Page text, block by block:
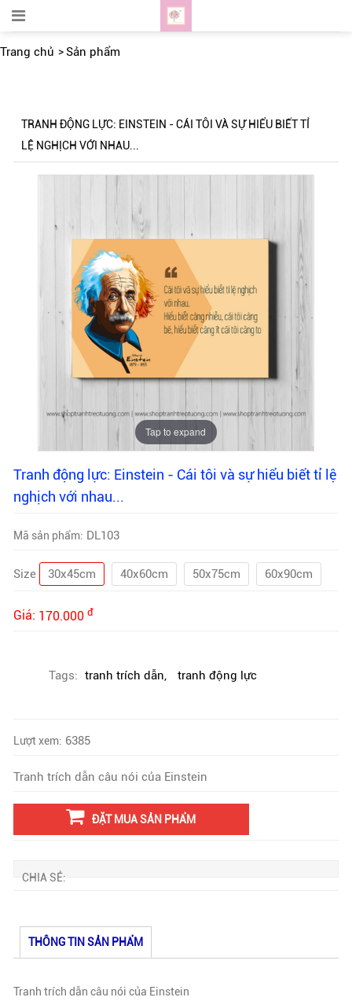
Trang chủ Sản phẩm
TRANH ĐỘNG LỰC: EINSTEIN - CÁI TÔI VÀ SỰ HIỂU BIẾT TỈ
LỆ NGHỊCH VỚI NHAU...
Tap to expand
Tranh động lực: Einstein - Cái tôi và sự hiểu biết tỉ lệ
nghịch với nhau...
Mã sản phẩm: DL103
Size 30x45cm 40x60cm 50x75cm 60x90cm
Giá: 170.000 đ
Tags: tranh trích dẫn, tranh động lực
Lượt xem: 6385
Tranh trích dẫn câu nói của Einstein
ĐẶT MUA SẢN PHẨM
CHIA SẺ:
THÔNG TIN SẢN PHẨM
Tranh trích dẫn câu nói của Einstein